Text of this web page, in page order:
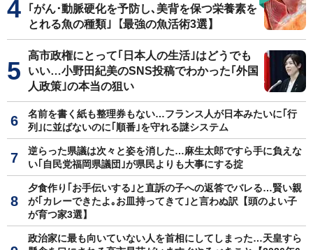
｢がん･動脈硬化を予防し､美背を保つ栄養素を
とれる魚の種類｣【最強の魚活術3選】
高市政権にとって｢日本人の生活｣はどうでも
いい…小野田紀美のSNS投稿でわかった｢外国
人政策｣の本当の狙い
名前を書く紙も整理券もない…フランス人が日本みたいに｢行
列｣に並ばないのに｢順番｣を守れる謎システム
逆らった県議は次々と姿を消した…麻生太郎ですら手に負えな
い｢自民党福岡県議団｣が県民よりも大事にする掟
夕食作り｢お手伝いする｣と直訴の子への返答でバレる…賢い親
が｢カレーできたよ｡お皿持ってきて｣と言わぬ訳【頭のよい子
が育つ家3選】
政治家に最も向いていない人を首相にしてしまった…天皇すら